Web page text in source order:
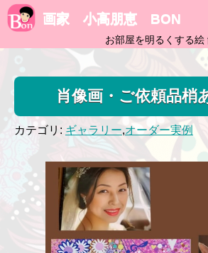
画家 小高朋恵 BON
お部屋を明るくする絵
肖像画・ご依頼品梢
カテゴリ: ギャラリー,オーダー実例